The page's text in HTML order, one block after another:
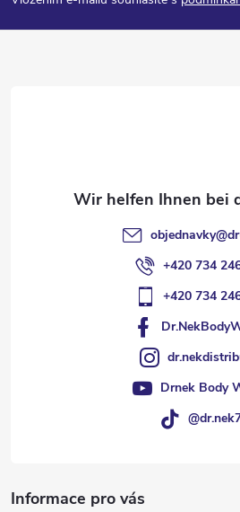
ß
objednavky@
+420 734
+420 734
Drnek Body
Informace pro vás